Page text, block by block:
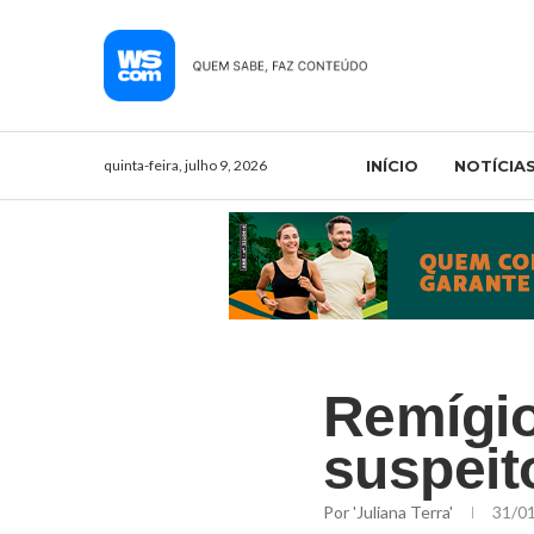
quinta-feira, julho 9, 2026 INÍCIO NOTÍCIAS
Por'Juliana Terra' 31/